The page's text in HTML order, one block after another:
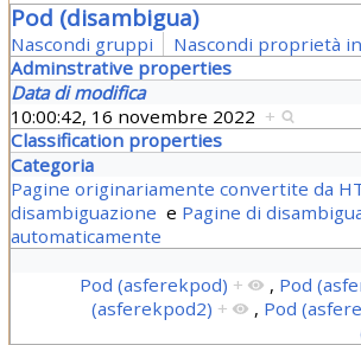
Pod (disambigua)
Nascondi gruppi
Nascondi proprietà
Adminstrative properties
Data di modifica
10:00:42, 16 novembre 2022 +
Classification properties
Categoria
Pagine originariamente convertite da
disambiguazione e Pagine di
automaticamente
Pod (asferekpod) + , Pod
(asferekpod2) + , Pod